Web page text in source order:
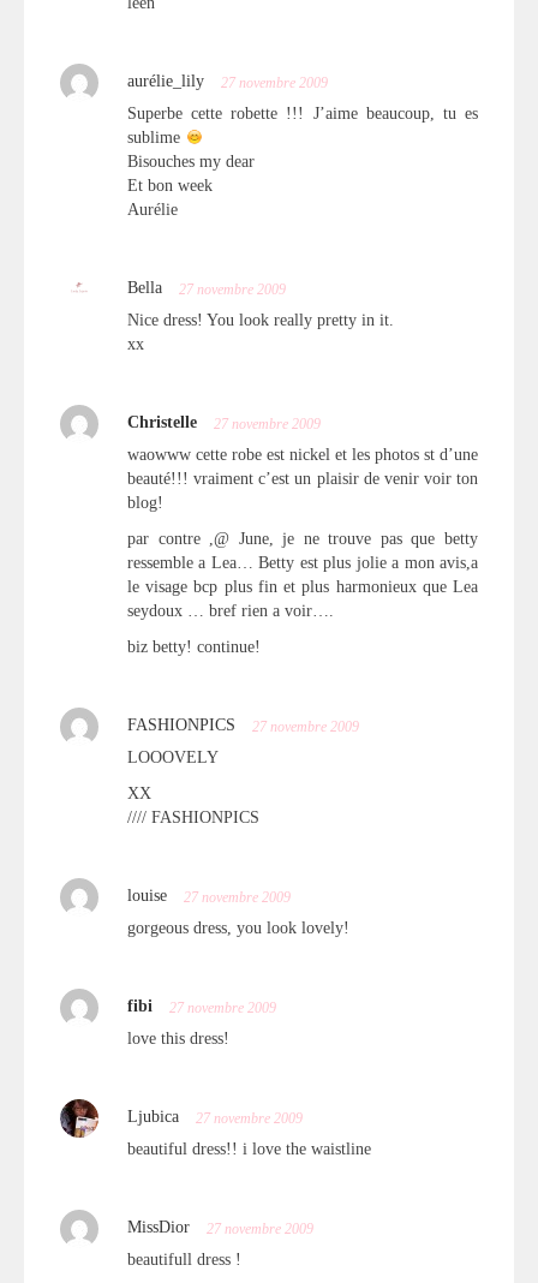
aurélie_lily 27 novembre 2009
Superbe cette robette !!! J’aime beaucoup, tu es
sublime
Bisouches my dear
Et bon week
Aurélie
Bella 27 novembre 2009
Nice dress! You look really pretty in it.
xx
Christelle 27 novembre 2009
waowww cette robe est nickel et les photos st d’une
beauté!!! vraiment c’est un plaisir de venir voir ton
blog!
par contre ,@ June, je ne trouve pas que betty
ressemble a Lea… Betty est plus jolie a mon avis,a
le visage bcp plus fin et plus harmonieux que Lea
seydoux … bref rien a voir….
biz betty! continue!
FASHIONPICS 27 novembre 2009
LOOOVELY
XX
//// FASHIONPICS
louise 27 novembre 2009
gorgeous dress, you look lovely!
fibi 27 novembre 2009
love this dress!
Ljubica 27 novembre 2009
beautiful dress!! i love the waistline
MissDior 27 novembre 2009
beautifull dress !